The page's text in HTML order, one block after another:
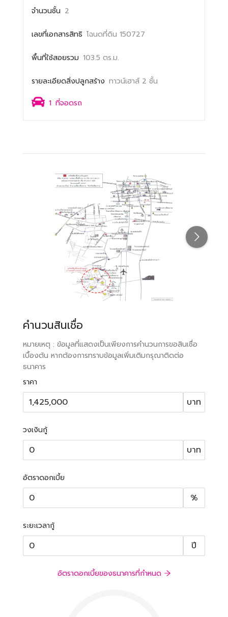
จำนวนชั้น 2
เลขที่เอกสารสิทธิ โฉนดที่ดิน 150727
พื้นที่ใช้สอยรวม 103.5 ตร.ม.
รายละเอียดสิ่งปลูกสร้าง ทาวน์เฮาส์ 2 ชั้น
1 ที่จอดรถ
คำนวนสินเชื่อ
หมายเหตุ : ข้อมูลที่แสดงเป็นเพียงการคำนวนการขอสินเชื่อ
เบื้องต้น หากต้องการทราบข้อมูลเพิ่มเติมกรุณาติดต่อ
ธนาคาร
ราคา
บาท
วงเงินกู้
บาท
อัตราดอกเบี้ย
%
ระยะเวลากู้
ปี
อัตราดอกเบี้ยของธนาคารที่กำหนด